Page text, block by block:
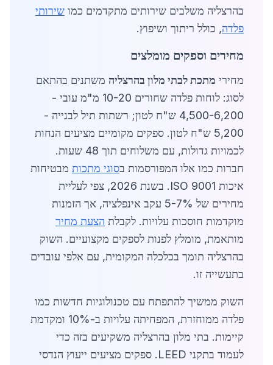
בהרצליה משלבים שירותים מתקדמים כמו שירותי
פלדה, כולל ריתוך ושיפוץ.
מחירים וספקים מומלצים
מחירי מתכת לבתי מלון בהרצליה משתנים בהתאם
לסוג: לוחות פלדה שחורים 10-20 מ"מ עובי -
4,500-6,200 ש"ח לטון; רשתות תיל לבנייה -
5,200 ש"ח לטון. ספקים מקומיים מציעים הנחות
לכמויות גדולות, עם משלוחים תוך 48 שעות.
חברות כמו אלו המפורסמות בסוגי מתכות מבטיחות
איכות ISO 9001. בשנת 2026, צפי לעליית
מחירים של 5-7% עקב אינפלציה, אך הזמנות
מוקדמות חוסכות עלויות. לקבלת הצעת מחיר
מותאמת, מומלץ לפנות לספקים מקצועיים. השוק
בהרצליה תומך בכלכלה המקומית, עם אלפי עובדים
בתעשייה זו.
השוק ממשיך להתפתח עם טכנולוגיות חדשות כמו
פלדה ממוחזרת, המפחיתה עלויות ב-10% ומקדמת
קיימות. בתי מלון בהרצליה משקיעים בזה כדי
לעמוד בתקני LEED. ספקים מציעים ייעוץ הנדסי